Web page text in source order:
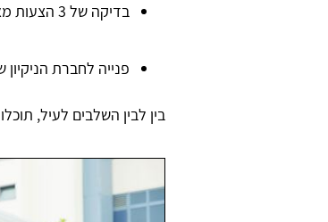
בדיקה של 3 הצעות מאת חברות שונות, מה שיאפשר סקירת שוק מספיק עמוקה.
פנייה לחברת
בין לבין השלבים לעיל,
Zafrani